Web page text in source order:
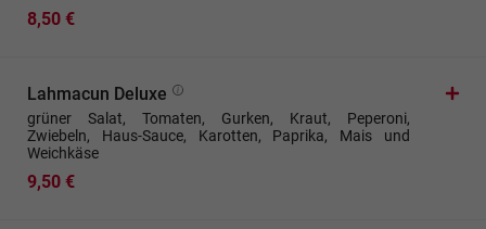
8,50 €
Lahmacun Deluxe
grüner Salat, Tomaten, Gurken, Kraut, Peperoni,
Zwiebeln, Haus-Sauce, Karotten, Paprika, Mais und
Weichkäse
9,50 €